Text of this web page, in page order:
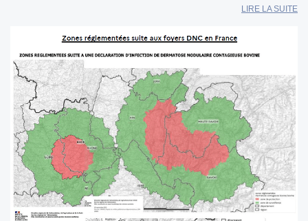
LIRE LA SUITE